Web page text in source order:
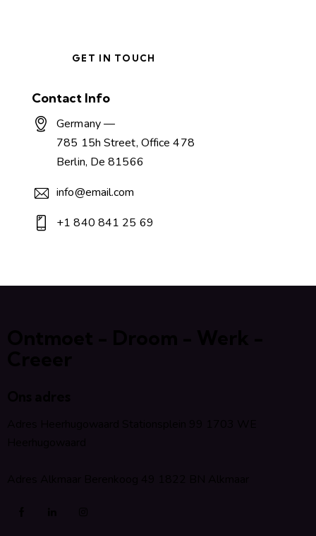
Contact Info
Germany —
785 15h Street, Office 478
Berlin, De 81566
info@email.com
+1 840 841 25 69